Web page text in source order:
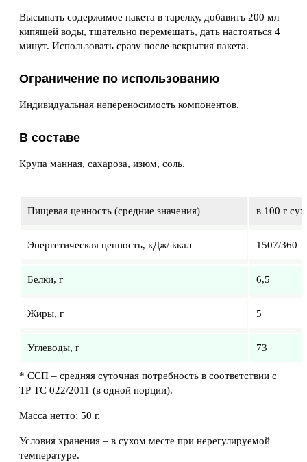
Высыпать содержимое пакета в тарелку, добавить 200 мл
кипящей воды, тщательно перемешать, дать настояться 4
минут. Использовать сразу после вскрытия пакета.
Ограничение по использованию
Индивидуальная непереносимость компонентов.
В составе
Крупа манная, сахароза, изюм, соль.
Пищевая ценность (средние значения) в 100 г
Энергетическая ценность, кДж/ ккал 1507/360
Белки, г 6,5
Жиры, г 5
Углеводы, г 73
* ССП – средняя суточная потребность в соответствии с
ТР ТС 022/2011 (в одной порции).
Масса нетто: 50 г.
Условия хранения – в сухом месте при нерегулируемой
температуре.